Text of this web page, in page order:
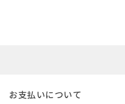
お支払いについて